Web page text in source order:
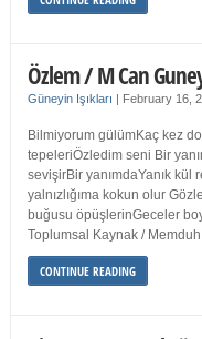
Özlem / M Can
Güneyin Işıkları | February 16,
Bilmiyorum gülümKaç kez
tepeleriÖzledim seni Bir
sevişirBir yanımdaYanık kül
yalnızlığıma kokun olur
buğusu öpüşlerinGeceler
Toplumsal Kaynak /
CONTINUE READING